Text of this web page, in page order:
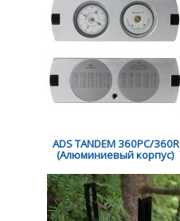
ADS TANDEM 360PC/360R
(Алюминиевый корпус)